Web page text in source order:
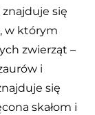
się
w którym
zwierząt –
i
się
skałom i